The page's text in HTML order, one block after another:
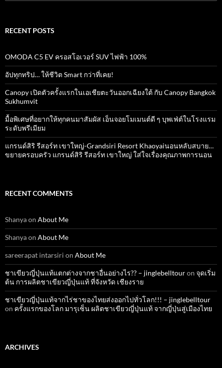
RECENT POSTS
OMODA C5 EV ครอสโอเวอร์ SUV ไฟฟ้า 100%
อัปทุกทริป… ให้ชีวิต Smart กว่าที่เคย!
Canopy เปิดตัวครั้งแรกในเอเชียตะวันออกเฉียงใต้ กับ Canopy Bangkok
Sukhumvit
มื้อพิเศษที่อยากให้ทุกคนมาสัมผัส เอ็นจอยโมเมนต์ดี ๆ บุพเฟ่ต์ในโรงแรม
ระดับพรีเมียม
แกรนด์สิริ​ รีสอร์ท​ เขาใหญ่​-Grandsiri​ Resort​ Khaoyaiนอนหลับสบาย…
ขยายครอบครัว แกรนด์สิริ รีสอร์ท เขาใหญ่ ใส่ใจเรื่องคุณภาพการนอน
RECENT COMMENTS
Shanyaon About Me
Shanyaon About Me
sareerapat intarsiri on About Me
ชาเขียวญี่ปุ่นแท้แตกต่างจากชาอื่นอย่างไร?? – jinglebelltouron จุดเริ่ม
ต้น การผลิตชาเขียวญี่ปุ่นแท้ ที่จังหวัด เชียงราย
ชาเขียวญี่ปุ่นแท้จากไร่ชาของไทยส่งออกไปทั่วโลก!!! – jinglebelltour
on ครั้งแรกของโลก มารุเซ็น ผลิตชาเขียวญี่ปุ่นแท้ จากญี่ปุ่นสู่เมืองไทย
ARCHIVES